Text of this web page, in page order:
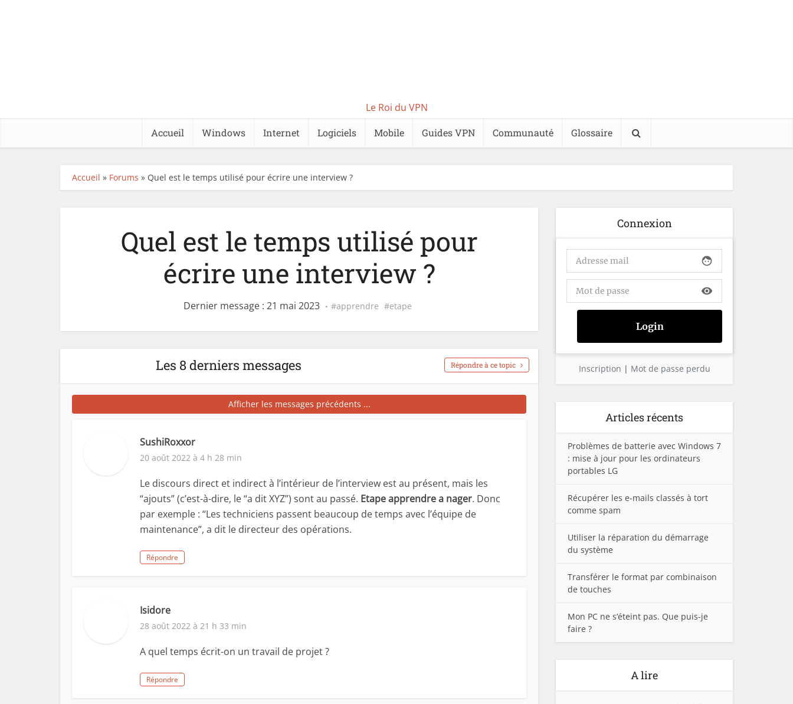
Le Roi du VPN
Accueil Windows Internet Logiciels Mobile Guides VPN Communauté Glossaire
Accueil » Forums » Quel est le temps utilisé pour écrire une interview ?
Quel est le temps utilisé pour
écrire une interview ?
Dernier message : 21 mai 2023 apprendre etape
Les 8 derniers messages Répondre à ce topic
Afficher les messages précédents ...
SushiRoxxor
20 août 2022 à 4 h 28 min
Le discours direct et indirect à l’intérieur de l’interview est au présent, mais les
“ajouts” (c’est-à-dire, le “a dit XYZ”) sont au passé. Etape apprendre a nager. Donc
par exemple : “Les techniciens passent beaucoup de temps avec l’équipe de
maintenance”, a dit le directeur des opérations.
Répondre
Isidore
28 août 2022 à 21 h 33 min
A quel temps écrit-on un travail de projet ?
Répondre
Connexion
face
visibility
Inscription | Mot de passe perdu
Articles récents
Problèmes de batterie avec Windows 7
: mise à jour pour les ordinateurs
portables LG
Récupérer les e-mails classés à tort
comme spam
Utiliser la réparation du démarrage
du système
Transférer le format par combinaison
de touches
Mon PC ne s’éteint pas. Que puis-je
faire ?
A lire